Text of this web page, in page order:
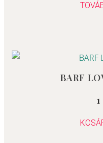
BARF